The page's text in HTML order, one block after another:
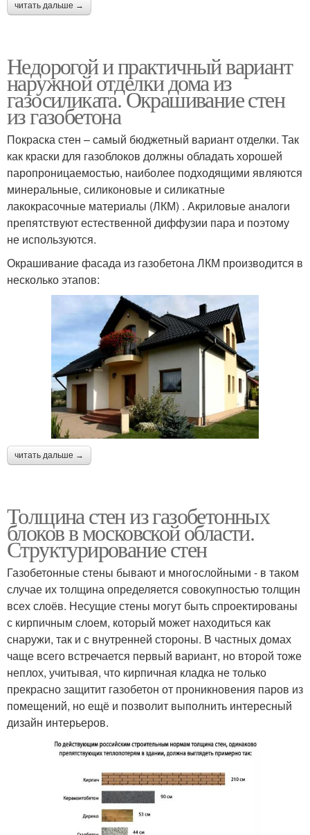
читать дальше →
Недорогой и практичный вариант
наружной отделки дома из
газосиликата. Окрашивание стен
из газобетона
Покраска стен – самый бюджетный вариант отделки. Так
как краски для газоблоков должны обладать хорошей
паропроницаемостью, наиболее подходящими являются
минеральные, силиконовые и силикатные
лакокрасочные материалы (ЛКМ) . Акриловые аналоги
препятствуют естественной диффузии пара и поэтому
не используются.
Окрашивание фасада из газобетона ЛКМ производится в
несколько этапов:
читать дальше →
Толщина стен из газобетонных
блоков в московской области.
Структурирование стен
Газобетонные стены бывают и многослойными - в таком
случае их толщина определяется совокупностью толщин
всех слоёв. Несущие стены могут быть спроектированы
с кирпичным слоем, который может находиться как
снаружи, так и с внутренней стороны. В частных домах
чаще всего встречается первый вариант, но второй тоже
неплох, учитывая, что кирпичная кладка не только
прекрасно защитит газобетон от проникновения паров из
помещений, но ещё и позволит выполнить интересный
дизайн интерьеров.